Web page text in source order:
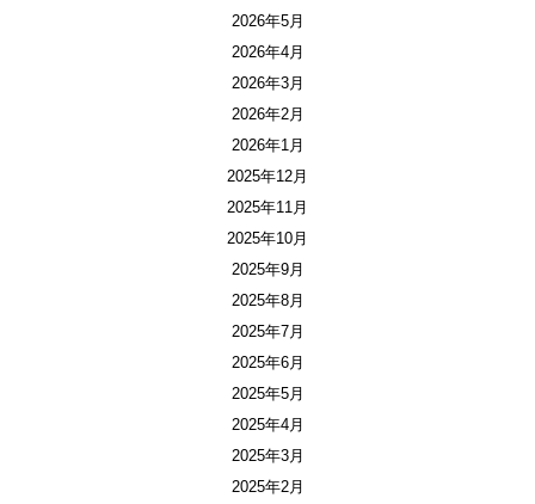
2026年5月
2026年4月
2026年3月
2026年2月
2026年1月
2025年12月
2025年11月
2025年10月
2025年9月
2025年8月
2025年7月
2025年6月
2025年5月
2025年4月
2025年3月
2025年2月